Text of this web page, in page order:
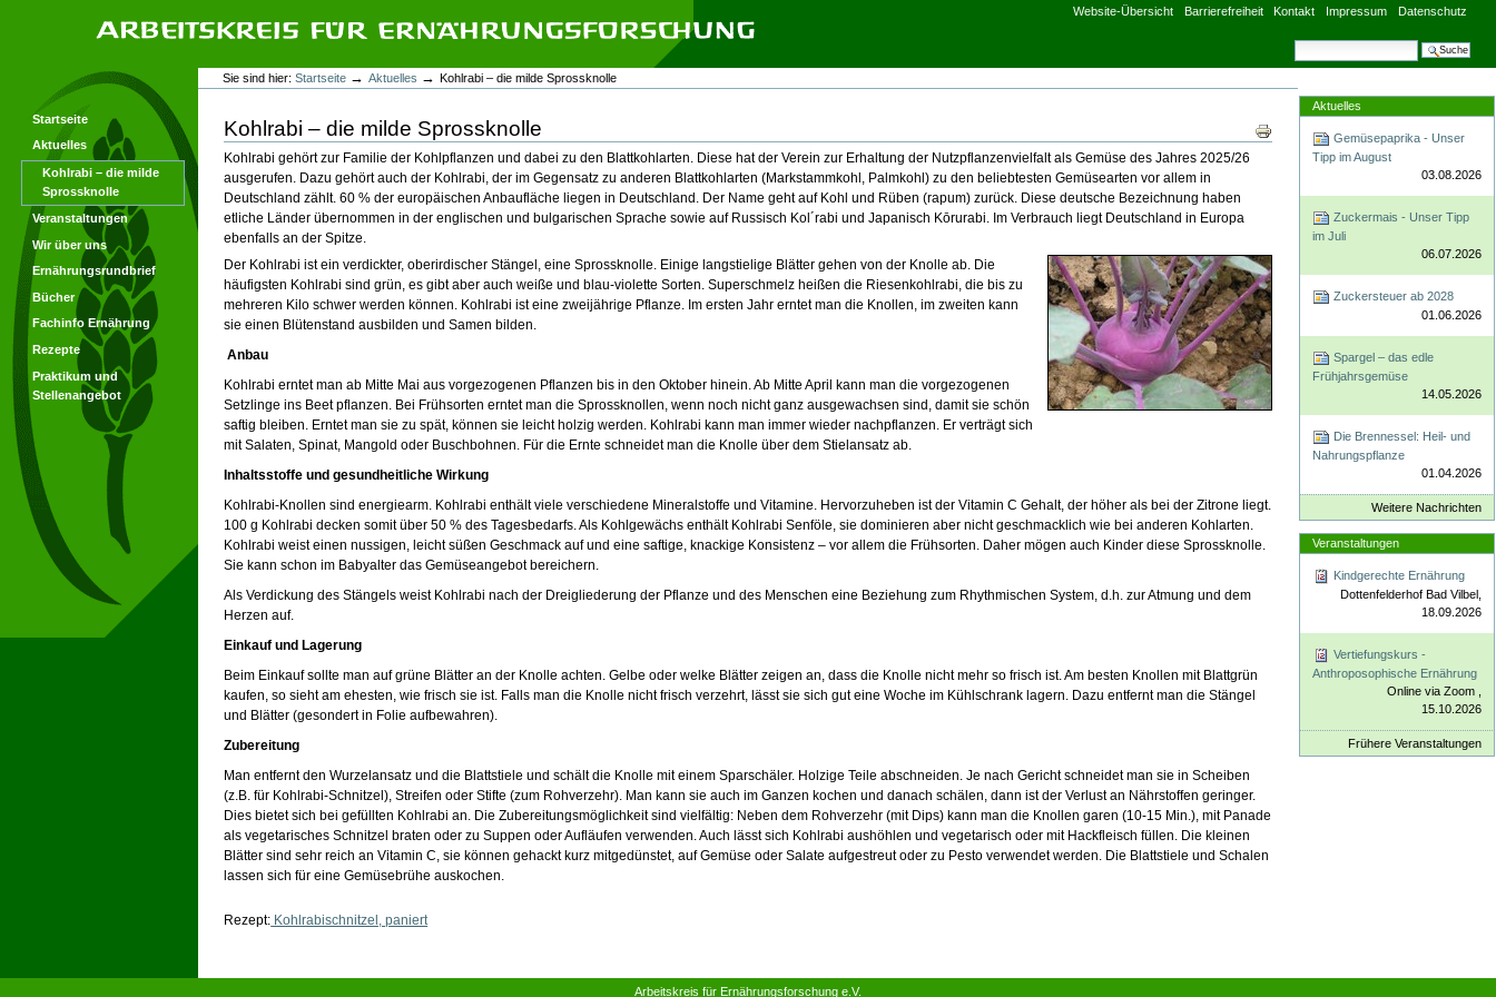
Website-Übersicht Barrierefreiheit Kontakt Impressum Datenschutz
Website durchsuchen
Erweiterte Suche
Benutzerspezifische
Werkzeuge
Startseite
Aktuelles
Kohlrabi – die milde
Sprossknolle
Veranstaltungen
Wir über uns
Ernährungsrundbrief
Bücher
Fachinfo Ernährung
Rezepte
Praktikum und
Stellenangebot
Sie sind hier: Startseite →Aktuelles →Kohlrabi – die milde Sprossknolle
Artikelaktionen
Kohlrabi – die milde Sprossknolle
Kohlrabi gehört zur Familie der Kohlpflanzen und dabei zu den Blattkohlarten. Diese hat der Verein zur Erhaltung der Nutzpflanzenvielfalt als Gemüse des Jahres 2025/26
ausgerufen. Dazu gehört auch der Kohlrabi, der im Gegensatz zu anderen Blattkohlarten (Markstammkohl, Palmkohl) zu den beliebtesten Gemüsearten vor allem in
Deutschland zählt. 60 % der europäischen Anbaufläche liegen in Deutschland. Der Name geht auf Kohl und Rüben (rapum) zurück. Diese deutsche Bezeichnung haben
etliche Länder übernommen in der englischen und bulgarischen Sprache sowie auf Russisch Kol´rabi und Japanisch Kōrurabi. Im Verbrauch liegt Deutschland in Europa
ebenfalls an der Spitze.
Der Kohlrabi ist ein verdickter, oberirdischer Stängel, eine Sprossknolle. Einige langstielige Blätter gehen von der Knolle ab. Die
häufigsten Kohlrabi sind grün, es gibt aber auch weiße und blau-violette Sorten. Superschmelz heißen die Riesenkohlrabi, die bis zu
mehreren Kilo schwer werden können. Kohlrabi ist eine zweijährige Pflanze. Im ersten Jahr erntet man die Knollen, im zweiten kann
sie einen Blütenstand ausbilden und Samen bilden.
Anbau
Kohlrabi erntet man ab Mitte Mai aus vorgezogenen Pflanzen bis in den Oktober hinein. Ab Mitte April kann man die vorgezogenen
Setzlinge ins Beet pflanzen. Bei Frühsorten erntet man die Sprossknollen, wenn noch nicht ganz ausgewachsen sind, damit sie schön
saftig bleiben. Erntet man sie zu spät, können sie leicht holzig werden. Kohlrabi kann man immer wieder nachpflanzen. Er verträgt sich
mit Salaten, Spinat, Mangold oder Buschbohnen. Für die Ernte schneidet man die Knolle über dem Stielansatz ab.
Inhaltsstoffe und gesundheitliche Wirkung
Kohlrabi-Knollen sind energiearm. Kohlrabi enthält viele verschiedene Mineralstoffe und Vitamine. Hervorzuheben ist der Vitamin C Gehalt, der höher als bei der Zitrone liegt.
100 g Kohlrabi decken somit über 50 % des Tagesbedarfs. Als Kohlgewächs enthält Kohlrabi Senföle, sie dominieren aber nicht geschmacklich wie bei anderen Kohlarten.
Kohlrabi weist einen nussigen, leicht süßen Geschmack auf und eine saftige, knackige Konsistenz – vor allem die Frühsorten. Daher mögen auch Kinder diese Sprossknolle.
Sie kann schon im Babyalter das Gemüseangebot bereichern.
Als Verdickung des Stängels weist Kohlrabi nach der Dreigliederung der Pflanze und des Menschen eine Beziehung zum Rhythmischen System, d.h. zur Atmung und dem
Herzen auf.
Einkauf und Lagerung
Beim Einkauf sollte man auf grüne Blätter an der Knolle achten. Gelbe oder welke Blätter zeigen an, dass die Knolle nicht mehr so frisch ist. Am besten Knollen mit Blattgrün
kaufen, so sieht am ehesten, wie frisch sie ist. Falls man die Knolle nicht frisch verzehrt, lässt sie sich gut eine Woche im Kühlschrank lagern. Dazu entfernt man die Stängel
und Blätter (gesondert in Folie aufbewahren).
Zubereitung
Man entfernt den Wurzelansatz und die Blattstiele und schält die Knolle mit einem Sparschäler. Holzige Teile abschneiden. Je nach Gericht schneidet man sie in Scheiben
(z.B. für Kohlrabi-Schnitzel), Streifen oder Stifte (zum Rohverzehr). Man kann sie auch im Ganzen kochen und danach schälen, dann ist der Verlust an Nährstoffen geringer.
Dies bietet sich bei gefüllten Kohlrabi an. Die Zubereitungsmöglichkeit sind vielfältig: Neben dem Rohverzehr (mit Dips) kann man die Knollen garen (10-15 Min.), mit Panade
als vegetarisches Schnitzel braten oder zu Suppen oder Aufläufen verwenden. Auch lässt sich Kohlrabi aushöhlen und vegetarisch oder mit Hackfleisch füllen. Die kleinen
Blätter sind sehr reich an Vitamin C, sie können gehackt kurz mitgedünstet, auf Gemüse oder Salate aufgestreut oder zu Pesto verwendet werden. Die Blattstiele und Schalen
lassen sich für eine Gemüsebrühe auskochen.
Rezept: Kohlrabischnitzel, paniert
Aktuelles
Gemüsepaprika - Unser
Tipp im August
03.08.2026
Zuckermais - Unser Tipp
im Juli
06.07.2026
Zuckersteuer ab 2028
01.06.2026
Spargel – das edle
Frühjahrsgemüse
14.05.2026
Die Brennessel: Heil- und
Nahrungspflanze
01.04.2026
Weitere Nachrichten
Veranstaltungen
Kindgerechte Ernährung
Dottenfelderhof Bad Vilbel,
18.09.2026
Vertiefungskurs -
Anthroposophische Ernährung
Online via Zoom ,
15.10.2026
Frühere Veranstaltungen
Arbeitskreis für Ernährungsforschung e.V.